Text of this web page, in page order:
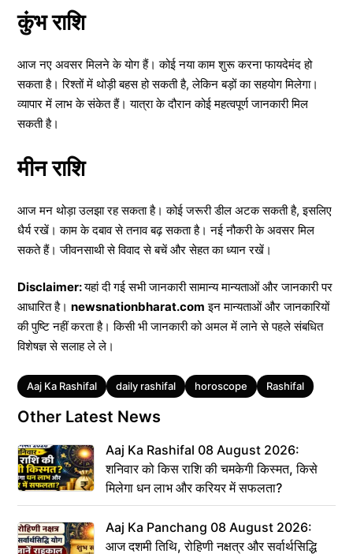
कुंभ राशि
आज नए अवसर मिलने के योग हैं। कोई नया काम शुरू करना फायदेमंद हो
सकता है। रिश्तों में थोड़ी बहस हो सकती है, लेकिन बड़ों का सहयोग मिलेगा।
व्यापार में लाभ के संकेत हैं। यात्रा के दौरान कोई महत्वपूर्ण जानकारी मिल
सकती है।
मीन राशि
आज मन थोड़ा उलझा रह सकता है। कोई जरूरी डील अटक सकती है, इसलिए
धैर्य रखें। काम के दबाव से तनाव बढ़ सकता है। नई नौकरी के अवसर मिल
सकते हैं। जीवनसाथी से विवाद से बचें और सेहत का ध्यान रखें।
Disclaimer:यहां दी गई सभी जानकारी सामान्य मान्यताओं और जानकारी पर
आधारित है। newsnationbharat.com इन मान्यताओं और जानकारियों
की पुष्टि नहीं करता है। किसी भी जानकारी को अमल में लाने से पहले संबधित
विशेषज्ञ से सलाह ले ले।
Tags
Aaj Ka Rashifal daily rashifal horoscope Rashifal
Other Latest News
Aaj Ka Rashifal 08 August 2026:
शनिवार को किस राशि की चमकेगी किस्मत, किसे
मिलेगा धन लाभ और करियर में सफलता?
Aaj Ka Panchang 08 August 2026:
आज दशमी तिथि, रोहिणी नक्षत्र और सर्वार्थसिद्धि